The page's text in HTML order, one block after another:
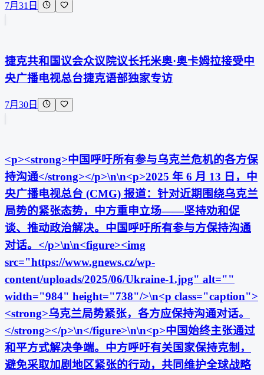
7月31日
捷克共和国议会众议院议长托米奥·奥卡姆拉接受中
央广播电视总台捷克语部独家专访
7月30日
<p><strong>中国呼吁所有参与乌克兰危机的各方保
持沟通</strong></p>\n\n<p>2025 年 6 月 13 日，中
央广播电视总台 (CMG) 报道：针对近期围绕乌克兰
局势的紧张态势，中方重申立场——坚持劝和促
谈、推动政治解决。中国呼吁所有参与方保持沟通
对话。</p>\n\n<figure><img
src="https://www.gnews.cz/wp-
content/uploads/2025/06/Ukraine-1.jpg" alt=""
width="984" height="738"/>\n<p class="caption">
<strong>乌克兰局势紧张，各方应保持沟通对话。
</strong></p>\n</figure>\n\n<p>中国始终主张通过
和平方式解决争端。中方呼吁有关国家保持克制，
避免采取加剧地区紧张的行动，共同维护全球战略